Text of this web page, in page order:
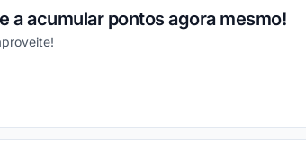
a acumular pontos agora mesmo!